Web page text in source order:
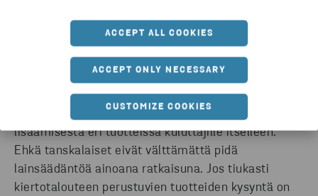
ACCEPT ALL COOKIES
ACCEPT ONLY NECESSARY
CUSTOMIZE COOKIES
TANSKALAISET PAINOTTAVAT KULUTTAJIEN
VASTUUTA
Tanskassa suurin osa vastaajista – 30 prosenttia –
asettaa vastuun kierrätettyjen materiaalien käytön
lisäämisestä eri tuotteissa kuluttajille itselleen.
Ehkä tanskalaiset eivät välttämättä pidä
lainsäädäntöä ainoana ratkaisuna. Jos tiukasti
kiertotalouteen perustuvien tuotteiden kysyntä on